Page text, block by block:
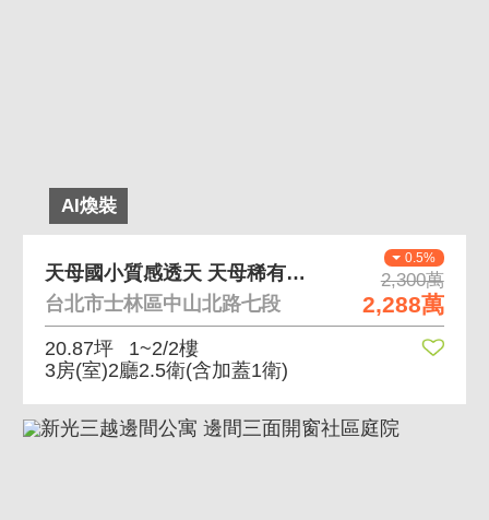
AI煥裝
0.5%
2,300萬
2,288萬
天母國小質感透天 天母稀有透天釋出 請來電洽詢
台北市士林區中山北路七段
20.87坪
1~2/2樓
3房(室)2廳2.5衛(含加蓋1衛)